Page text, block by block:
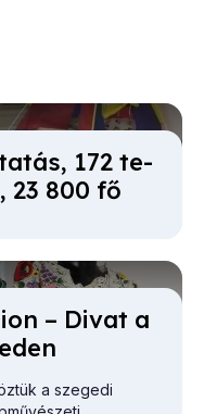
172 te­
23 800 fő
– Di­vat a
a szegedi